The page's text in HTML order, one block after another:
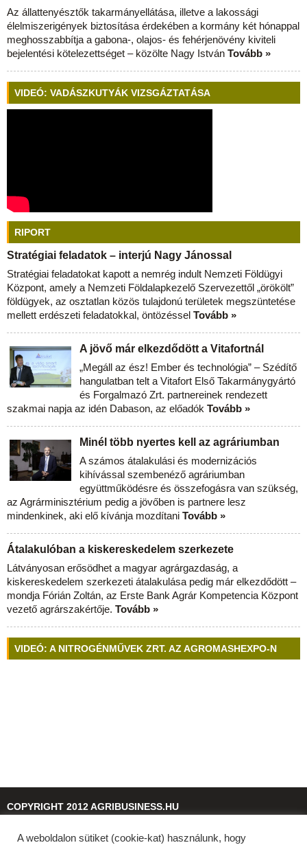
Az állattenyésztők takarmányellátása, illetve a lakossági
élelmiszerigények biztosítása érdekében a kormány két hónappal
meghosszabbítja a gabona-, olajos- és fehérjenövény kiviteli
bejelentési kötelezettséget – közölte Nagy István Tovább »
VIDEÓ: VADÁSZKUTYÁK VIZSGÁZTATÁSA
RIPORT
Stratégiai feladatok – interjú Nagy Jánossal
Stratégiai feladatokat kapott a nemrég indult Nemzeti Földügyi
Központ, amely a Nemzeti Földalapkezelő Szervezettől „örökölt”
földügyek, az osztatlan közös tulajdonú területek megszüntetése
mellett erdészeti feladatokkal, öntözéssel Tovább »
A jövő már elkezdődött a Vitafortnál
„Megáll az ész! Ember és technológia” – Szédítő
hangulatban telt a Vitafort Első Takarmánygyártó
és Forgalmazó Zrt. partnereinek rendezett
szakmai napja az idén Dabason, az előadók Tovább »
Minél több nyertes kell az agráriumban
A számos átalakulási és modernizációs
kihívással szembenéző agráriumban
együttműködésre és összefogásra van szükség,
az Agrárminisztérium pedig a jövőben is partnere lesz
mindenkinek, aki elő kívánja mozdítani Tovább »
Átalakulóban a kiskereskedelem szerkezete
Látványosan erősödhet a magyar agrárgazdaság, a
kiskereskedelem szerkezeti átalakulása pedig már elkezdődött –
mondja Fórián Zoltán, az Erste Bank Agrár Kompetencia Központ
vezető agrárszakértője. Tovább »
VIDEÓ: A NITROGÉNMŰVEK ZRT. AZ AGROMASHEXPO-N
COPYRIGHT 2012 AGRIBUSINESS.HU
© 2026agribusiness.hu
A weboldalon sütiket (cookie-kat) használunk, hogy